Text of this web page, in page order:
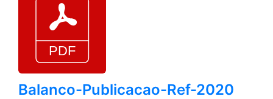
Balanco-Publicacao-Ref-2020